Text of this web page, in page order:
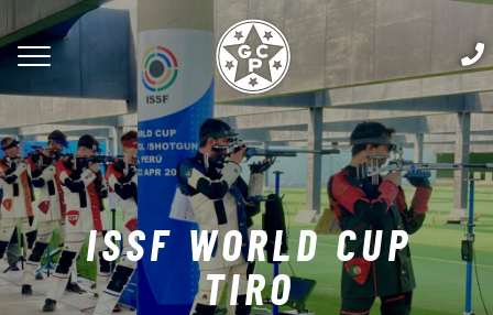
ISSF WORLD CUP
TIRO